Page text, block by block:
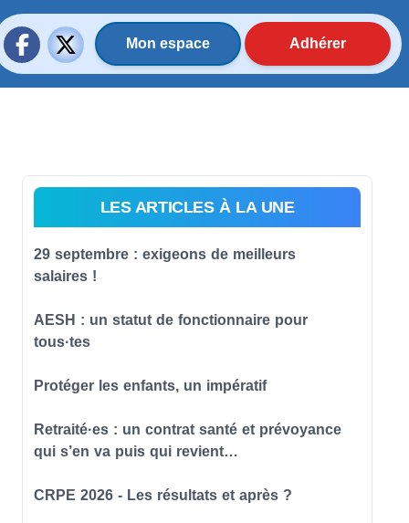
Mon espace Adhérer
LES ARTICLES À LA UNE
29 septembre : exigeons de meilleurs
salaires !
AESH : un statut de fonctionnaire pour
tous·tes
Protéger les enfants, un impératif
Retraité·es : un contrat santé et prévoyance
qui s’en va puis qui revient…
CRPE 2026 - Les résultats et après ?